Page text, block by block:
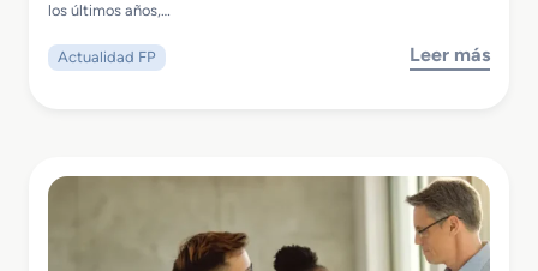
los últimos años,…
Actualidad FP Leer más